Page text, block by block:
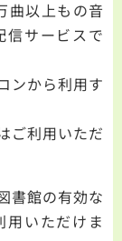
曲以上もの音
信サービスで
ンから利用す
ご利用いただ
書館の有効な
いただけま